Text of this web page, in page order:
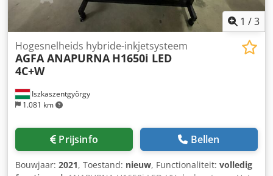
1 /3
Iszkaszentgyörgy
1.081 km
Hogesnelheids hybride-inkjetsysteem
AGFA ANAPURNA H1650i LED
4C+W
Prijsinfo Bellen
Bouwjaar: 2021, Toestand: nieuw, Functionaliteit: volledig